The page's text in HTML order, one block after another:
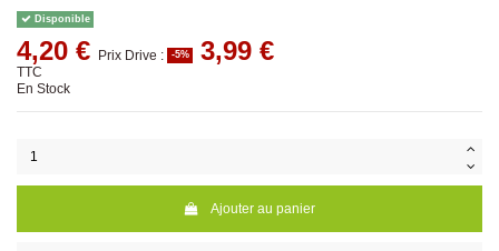
Disponible
4,20 € Prix Drive : -5% 3,99 €
TTC
En Stock
Ajouter au panier